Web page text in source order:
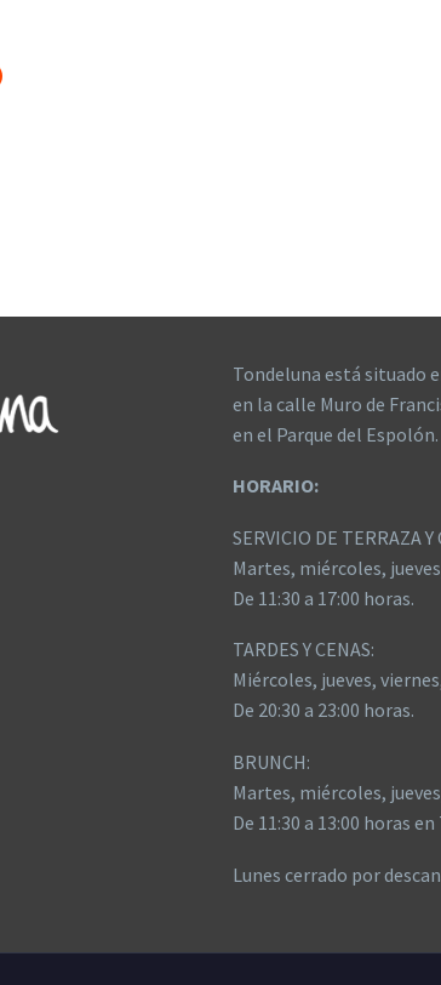
Tondeluna está situado
en la calle Muro de
en el Parque del Espolón.
HORARIO:
SERVICIO DE TERRAZA Y
Martes, miércoles,
De 11:30 a 17:00 horas.
TARDES Y CENAS:
Miércoles, jueves,
De 20:30 a 23:00 horas.
BRUNCH:
Martes, miércoles,
De 11:30 a 13:00 horas
Lunes cerrado por